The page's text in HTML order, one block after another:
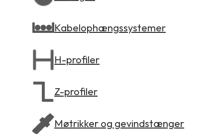
Kabelophængssystemer
H-profiler
Z-profiler
Møtrikker og gevindstænger